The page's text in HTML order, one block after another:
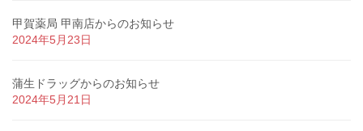
甲賀薬局 甲南店からのお知らせ
2024年5月23日
蒲生ドラッグからのお知らせ
2024年5月21日